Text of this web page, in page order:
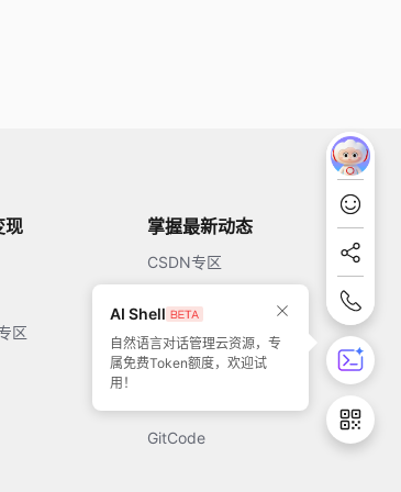
AI Shell
自然语言对话管理云资源，专
属免费Token额度，欢迎试
用！
现
区
掌握最新动态
CSDN专区
开源中国
51CTO
GitCode